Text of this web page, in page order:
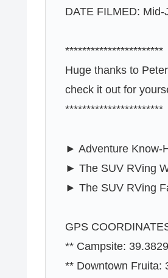
DATE FILMED:
***********************
Huge thanks to
check it out for
***********************
► Adventure Know-
► The SUV RVing
► The SUV RVing
GPS
** Campsite:
** Downtown Fruita: